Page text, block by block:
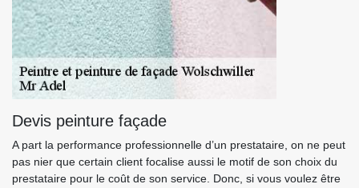
Devis peinture façade
A part la performance professionnelle d’un prestataire, on ne peut
pas nier que certain client focalise aussi le motif de son choix du
prestataire pour le coût de son service. Donc, si vous voulez être